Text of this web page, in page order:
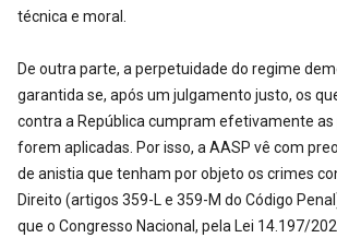
técnica e moral.
De outra parte, a perpetuidade do regime
garantida se, após um julgamento justo, os
contra a República cumpram efetivamente as
forem aplicadas. Por isso, a AASP vê com
de anistia que tenham por objeto os crimes
Direito (artigos 359-L e 359-M do Código
que o Congresso Nacional, pela Lei 14.197/